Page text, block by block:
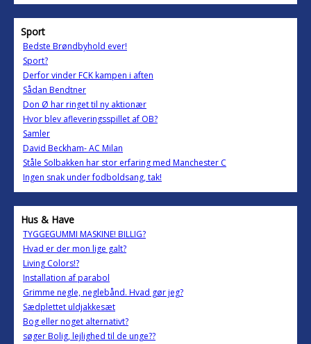
Sport
Bedste Brøndbyhold ever!
Sport?
Derfor vinder FCK kampen i aften
Sådan Bendtner
Don Ø har ringet til ny aktionær
Hvor blev afleveringsspillet af OB?
Samler
David Beckham- AC Milan
Ståle Solbakken har stor erfaring med Manchester C
Ingen snak under fodboldsang, tak!
Hus & Have
TYGGEGUMMI MASKINE! BILLIG?
Hvad er der mon lige galt?
Living Colors!?
Installation af parabol
Grimme negle, neglebånd. Hvad gør jeg?
Sædplettet uldjakkesæt
Bog eller noget alternativt?
søger Bolig, lejlighed til de unge??